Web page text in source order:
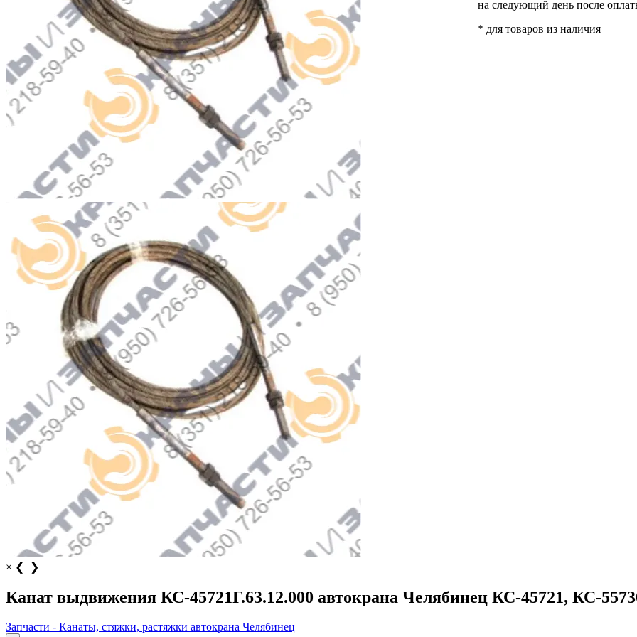
× ❮ ❯
на следующий день после
* для товаров из наличия
Канат выдвижения КС-45721Г.63.12.000 автокрана Челябинец КС-45721, КС-
Запчасти - Канаты, стяжки, растяжки автокрана Челябинец